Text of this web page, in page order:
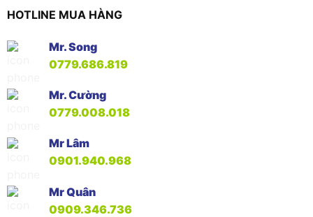
HOTLINE MUA HÀNG
Mr. Song
0779.686.819
Mr. Cường
0779.008.018
Mr Lâm
0901.940.968
Mr Quân
0909.346.736